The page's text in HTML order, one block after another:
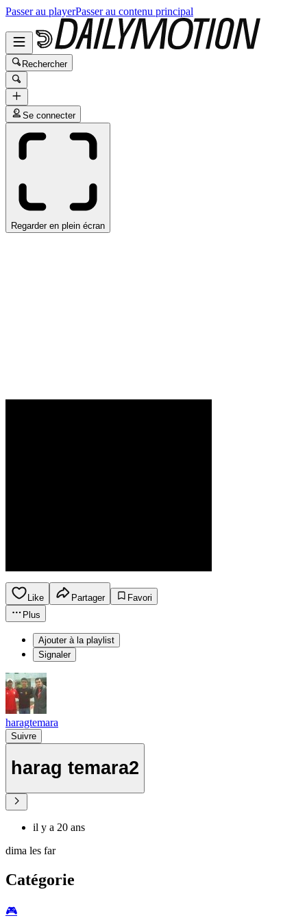
Passer au playerPasser au contenu principal
Rechercher
Se connecter
Regarder en plein écran
Like Partager
Favori
Plus
Ajouter à la playlist
Signaler
haragtemara
Suivre
harag temara2
il y a 20 ans
dima les far
Catégorie
🎮️